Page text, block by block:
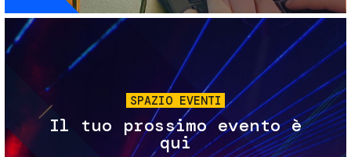
Immagine
SPAZIO EVENTI
Il tuo prossimo evento è
qui